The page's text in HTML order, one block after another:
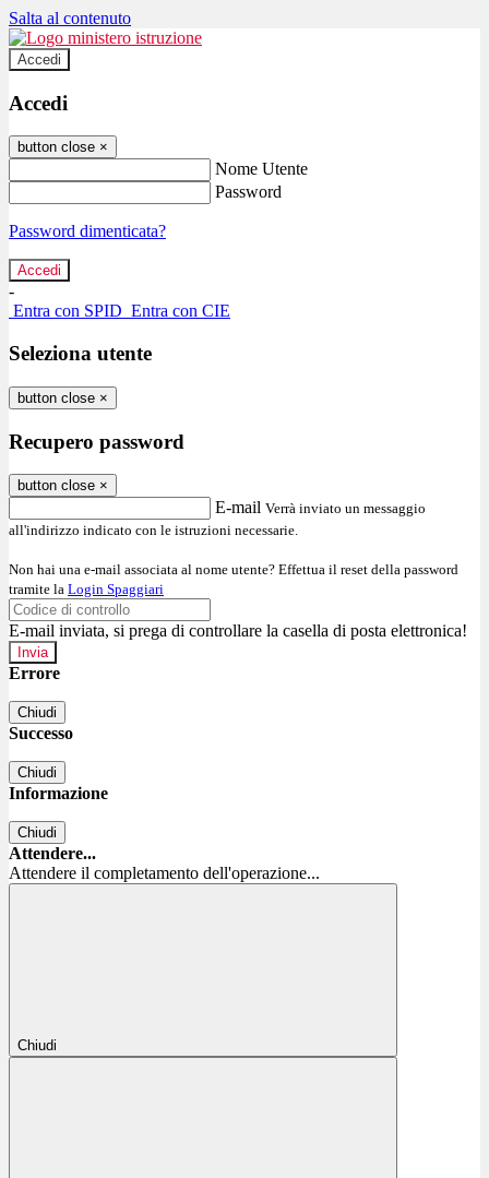
Salta al contenuto
Accedi
Accedi
button close ×
Nome Utente
Password
Password dimenticata?
-
Entra con SPID Entra con CIE
Seleziona utente
button close ×
Recupero password
button close ×
E-mail Verrà inviato un messaggio
all'indirizzo indicato con le istruzioni necessarie.
Non hai una e-mail associata al nome utente? Effettua il reset della password
tramite la Login Spaggiari
E-mail inviata, si prega di controllare la casella di posta elettronica!
Errore
Chiudi
Successo
Chiudi
Informazione
Chiudi
Attendere...
Attendere il completamento dell'operazione...
Chiudi